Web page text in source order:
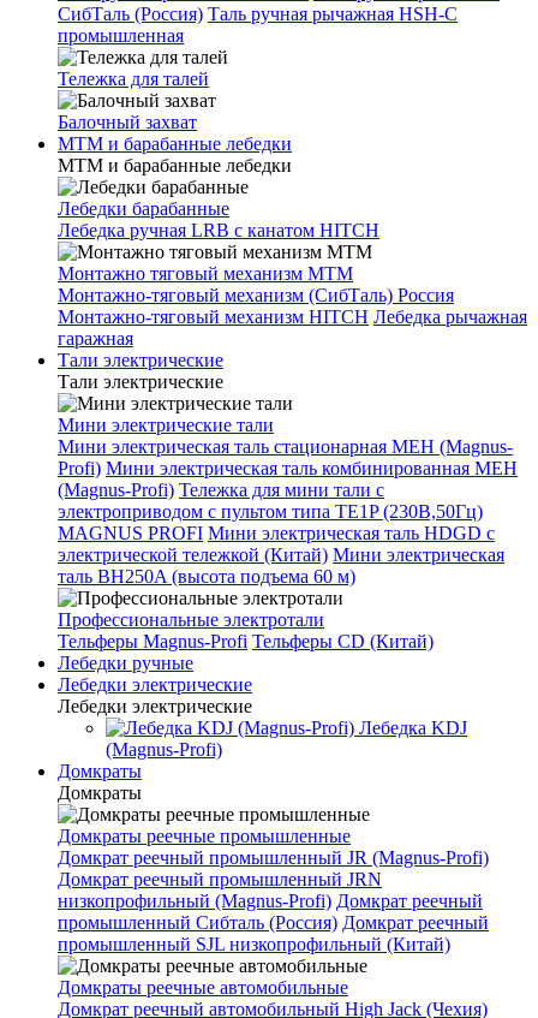
СибТаль (Россия) Таль ручная рычажная HSH-C
промышленная
Тележка для талей
Балочный захват
МТМ и барабанные лебедки
МТМ и барабанные лебедки
Лебедки барабанные
Лебедка ручная LRB с канатом HITCH
Монтажно тяговый механизм МТМ
Монтажно-тяговый механизм (СибТаль) Россия
Монтажно-тяговый механизм HITCH Лебедка рычажная
гаражная
Тали электрические
Тали электрические
Мини электрические тали
Мини электрическая таль стационарная МЕН (Magnus-
Profi) Мини электрическая таль комбинированная МЕН
(Magnus-Profi) Тележка для мини тали с
электроприводом с пультом типа TE1P (230В,50Гц)
MAGNUS PROFI Мини электрическая таль HDGD с
электрической тележкой (Китай) Мини электрическая
таль BH250A (высота подъема 60 м)
Профессиональные электротали
Тельферы Magnus-Profi Тельферы CD (Китай)
Лебедки ручные
Лебедки электрические
Лебедки электрические
Лебедка KDJ
(Magnus-Profi)
Домкраты
Домкраты
Домкраты реечные промышленные
Домкрат реечный промышленный JR (Magnus-Profi)
Домкрат реечный промышленный JRN
низкопрофильный (Magnus-Profi) Домкрат реечный
промышленный Сибталь (Россия) Домкрат реечный
промышленный SJL низкопрофильный (Китай)
Домкраты реечные автомобильные
Домкрат реечный автомобильный High Jack (Чехия)